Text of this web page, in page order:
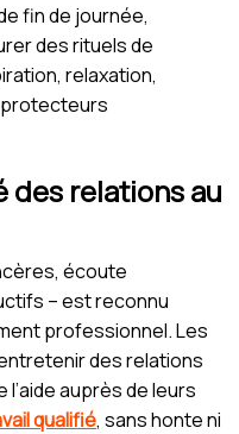
fin de journée,
des rituels de
relaxation,
des relations au
écoute
– est reconnu
professionnel. Les
des relations
auprès de leurs
qualifié, sans honte ni